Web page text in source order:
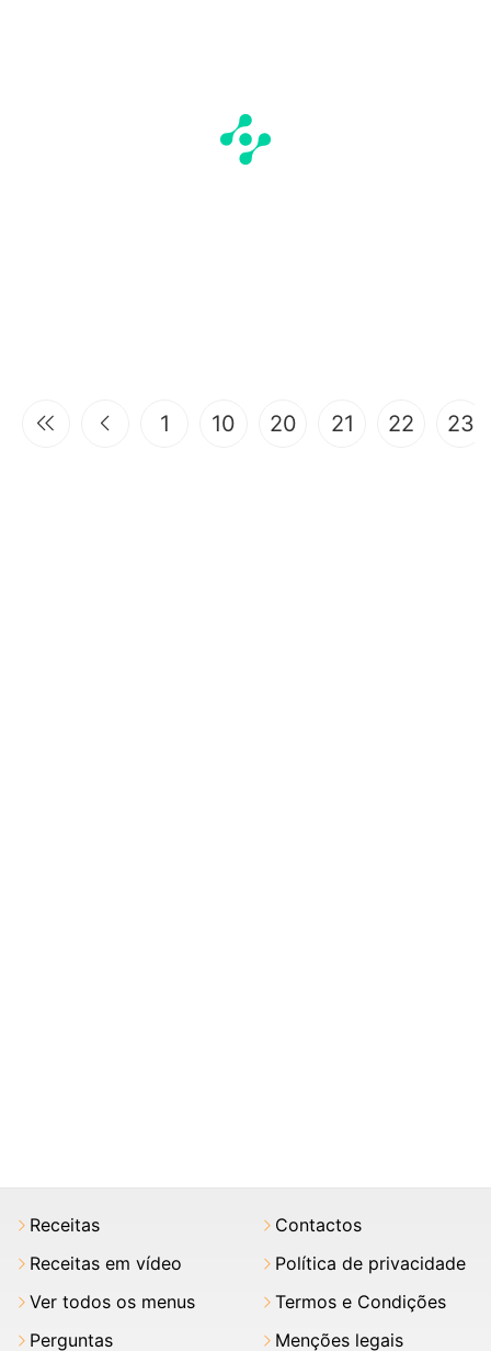
1 10 20 21 22 23
Receitas
Receitas em vídeo
Ver todos os menus
Perguntas
Contactos
Política de privacidade
Termos e Condições
Menções legais